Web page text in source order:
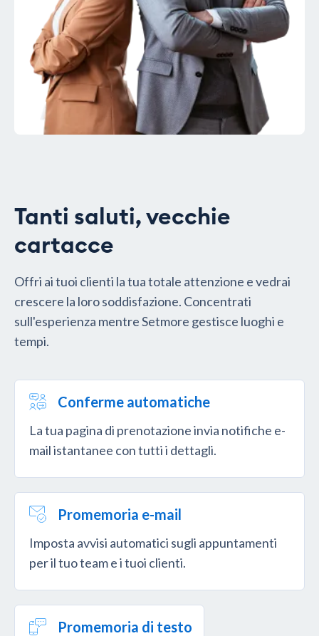
Tanti saluti, vecchie
cartacce
Offri ai tuoi clienti la tua totale attenzione e vedrai
crescere la loro soddisfazione. Concentrati
sull'esperienza mentre Setmore gestisce luoghi e
tempi.
Conferme automatiche
La tua pagina di prenotazione invia notifiche e-
mail istantanee con tutti i dettagli.
Promemoria e-mail
Imposta avvisi automatici sugli appuntamenti
per il tuo team e i tuoi clienti.
Promemoria di testo